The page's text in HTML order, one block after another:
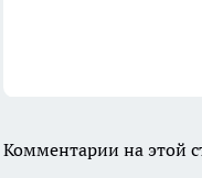
Комментарии на этой